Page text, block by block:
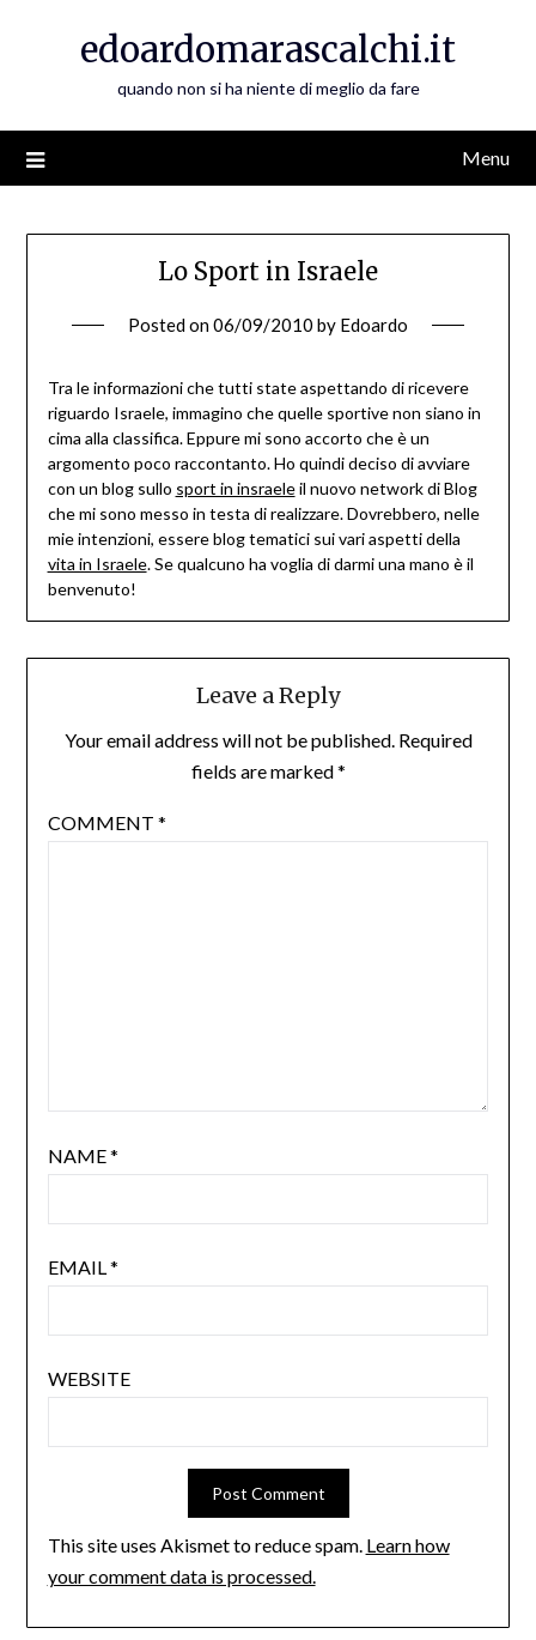
edoardomarascalchi.it
quando non si ha niente di meglio da fare
Menu
Lo Sport in Israele
Posted on06/09/2010 by Edoardo
Tra le informazioni che tutti state aspettando di ricevere
riguardo Israele, immagino che quelle sportive non siano in
cima alla classifica. Eppure mi sono accorto che è un
argomento poco raccontanto. Ho quindi deciso di avviare
con un blog sullo sport in insraeleil nuovo network di Blog
che mi sono messo in testa di realizzare. Dovrebbero, nelle
mie intenzioni, essere blog tematici sui vari aspetti della
vita in Israele. Se qualcuno ha voglia di darmi una mano è il
benvenuto!
Leave a Reply
Your email address will not be published. Required
fields are marked*
COMMENT *
NAME*
EMAIL*
WEBSITE
This site uses Akismet to reduce spam. Learn how
your comment data is processed.